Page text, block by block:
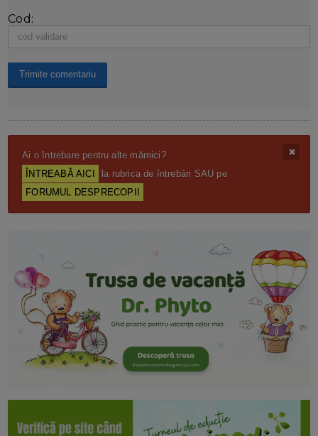
Cod:
Ai o întrebare pentru alte mămici?
ÎNTREABĂ AICI
la rubrica de întrebări SAU pe
FORUMUL DESPRECOPII